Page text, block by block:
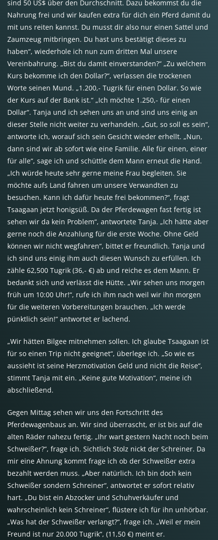
sind 50 US$ über den Durchschnitt. Dazu bekommst du die
Nahrung frei und wir kaufen extra für dich ein Pferd damit du
mit uns reiten kannst. Du musst dir also nur einen Sattel und
Zaumzeug mitbringen. Du hast uns bestätigt dieses zu
haben“, wiederhole ich nun zum dritten Mal unsere
Vereinbahrung. „Bist du damit einverstanden?“ „Zu welchem
Kurs bekomme ich den Dollar?“, verlassen die trockenen
Worte seinen Mund. „1.200,- Tugrik für einen Dollar. So wie
der Kurs auf der Bank ist.“ „Ich möchte 1.250,- für einen
Dollar“. Tanja und ich sehen uns an und sind uns einig an
dieser Stelle nicht weiter zu verhandeln. „Gut, so soll es sein“,
antworte ich, worauf sich sein Gesicht wieder erhellt. „Nun,
dann sind wir ab sofort wie eine Familie. Alle für einen, einer
für alle“, sage ich und schüttle dem Mann erneut die Hand.
„Ich würde heute sehr gerne meine Frau begleiten. Sie
möchte aufs Land fahren um unsere Verwandten zu
besuchen. Kann ich dafür heute frei bekommen?“, fragt
Tsaagaan jetzt honigsüß. Da der Pferdewagen fast fertig ist
sehen wir da kein Problem“, antwortete Tanja. „Ich hätte aber
gerne noch die Anzahlung für die erste Woche. Ohne Geld
können wir nicht wegfahren“, bittet er freundlich. Tanja und
ich sind uns einig ihm auch diesen Wunsch zu erfüllen. Ich
zähle 62,500 Tugrik (36,- €) ab und reiche es dem Mann. Er
bedankt sich und verlässt die Hütte. „Wir sehen uns morgen
früh um 10:00 Uhr!“, rufe ich ihm nach weil wir ihn morgen
für die weiteren Vorbereitungen brauchen. „Ich werde
pünktlich sein!“ antwortet er lachend.
„Wir hätten Bilgee mitnehmen sollen. Ich glaube Tsaagaan ist
für so einen Trip nicht geeignet“, überlege ich. „So wie es
aussieht ist seine Herzmotivation Geld und nicht die Reise“,
stimmt Tanja mit ein. „Keine gute Motivation“, meine ich
abschließend.
Gegen Mittag sehen wir uns den Fortschritt des
Pferdewagenbaus an. Wir sind überrascht, er ist bis auf die
alten Räder nahezu fertig. „Ihr wart gestern Nacht noch beim
Schweißer?“, frage ich. Sichtlich Stolz nickt der Schreiner. Da
mir eine Ahnung kommt frage ich ob der Schweißer extra
bezahlt werden muss. „Aber natürlich. Ich bin doch kein
Schweißer sondern Schreiner“, antwortet er sofort relativ
hart. „Du bist ein Abzocker und Schuhverkäufer und
wahrscheinlich kein Schreiner“, flüstere ich für ihn unhörbar.
„Was hat der Schweißer verlangt?“, frage ich. „Weil er mein
Freund ist nur 20.000 Tugrik“, (11,50 €) meint er.